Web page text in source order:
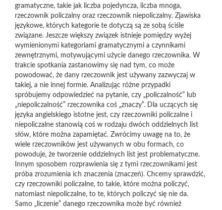
gramatyczne, takie jak liczba pojedyncza, liczba mnoga,
rzeczownik policzalny oraz rzeczownik niepoliczalny. Zjawiska
językowe, których kategorie te dotyczą są ze sobą ściśle
związane. Jeszcze większy związek istnieje pomiędzy wyżej
wymienionymi kategoriami gramatycznymi a czynnikami
zewnętrznymi, motywującymi użycie danego rzeczownika. W
trakcie spotkania zastanowimy się nad tym, co może
powodować, że dany rzeczownik jest używany zazwyczaj w
takiej, a nie innej formie. Analizując różne przypadki
spróbujemy odpowiedzieć na pytanie, czy „policzalność” lub
„niepoliczalność” rzeczownika coś „znaczy”. Dla uczących się
języka angielskiego istotne jest, czy rzeczowniki policzalne i
niepoliczalne stanowią coś w rodzaju dwóch oddzielnych list
słów, które można zapamiętać. Zwrócimy uwagę na to, że
wiele rzeczowników jest używanych w obu formach, co
powoduje, że tworzenie oddzielnych list jest problematyczne.
Innym sposobem rozprawienia się z tymi rzeczownikami jest
próba zrozumienia ich znaczenia (znaczeń). Chcemy sprawdzić,
czy rzeczowniki policzalne, to takie, które można policzyć,
natomiast niepoliczalne, to te, których policzyć się nie da.
Samo „liczenie” danego rzeczownika może być również